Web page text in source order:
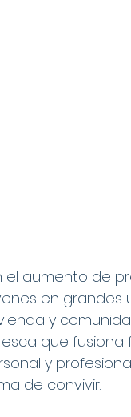
el aumento de
en
y
que fusiona
y
de convivir.